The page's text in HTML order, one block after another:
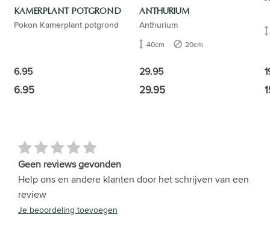
KAMERPLANT POTGROND
Pokon Kamerplant potgrond
6.95
6.95
ANTHURIUM
Anthurium
40cm 20cm
29.95
29.95
Geen reviews gevonden
Help ons en andere klanten door het schrijven van een
review
Je beoordeling toevoegen